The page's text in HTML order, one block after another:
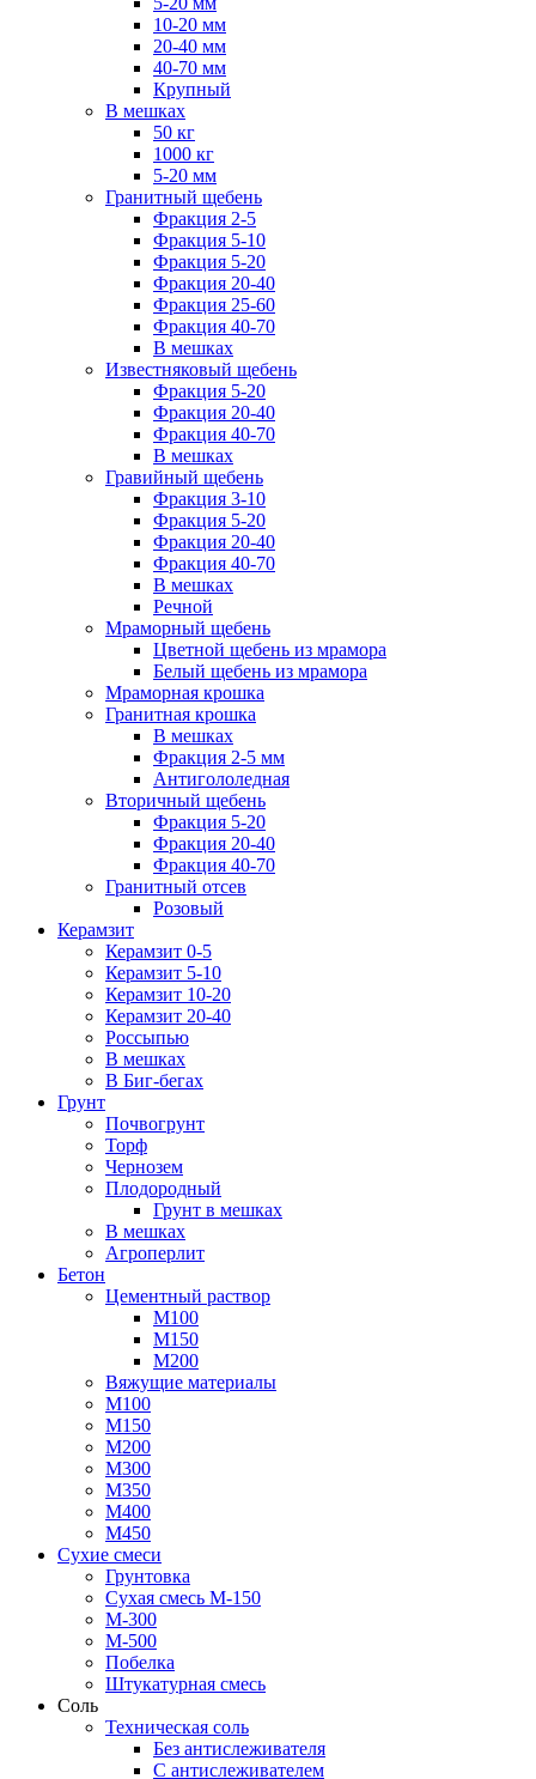
10-20 мм
20-40 мм
40-70 мм
Крупный
В мешках
50 кг
1000 кг
5-20 мм
Гранитный щебень
Фракция 2-5
Фракция 5-10
Фракция 5-20
Фракция 20-40
Фракция 25-60
Фракция 40-70
В мешках
Известняковый щебень
Фракция 5-20
Фракция 20-40
Фракция 40-70
В мешках
Гравийный щебень
Фракция 3-10
Фракция 5-20
Фракция 20-40
Фракция 40-70
В мешках
Речной
Мраморный щебень
Цветной щебень из мрамора
Белый щебень из мрамора
Мраморная крошка
Гранитная крошка
В мешках
Фракция 2-5 мм
Антигололедная
Вторичный щебень
Фракция 5-20
Фракция 20-40
Фракция 40-70
Гранитный отсев
Розовый
Керамзит
Керамзит 0-5
Керамзит 5-10
Керамзит 10-20
Керамзит 20-40
Россыпью
В мешках
В Биг-бегах
Грунт
Почвогрунт
Торф
Чернозем
Плодородный
Грунт в мешках
В мешках
Агроперлит
Бетон
Цементный раствор
М100
М150
М200
Вяжущие материалы
М100
М150
М200
М300
М350
М400
М450
Сухие смеси
Грунтовка
Сухая смесь М-150
М-300
М-500
Побелка
Штукатурная смесь
Соль
Техническая соль
Без антислеживателя
С антислеживателем